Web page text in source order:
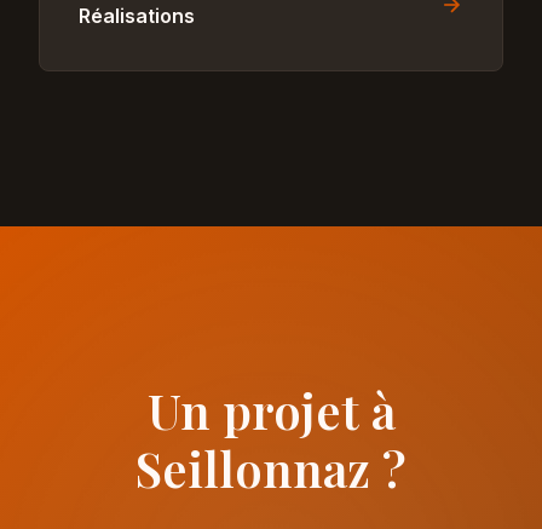
Réalisations
Un projet à
Seillonnaz ?